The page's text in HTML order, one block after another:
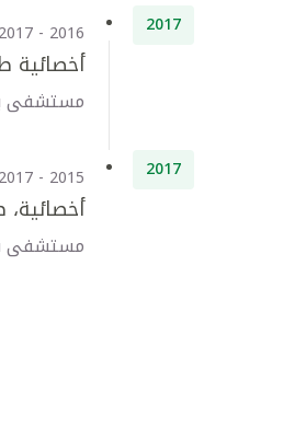
2017
2016 - 2017
أخصائية
مستشفى
2017
2015 - 2017
مستشفى